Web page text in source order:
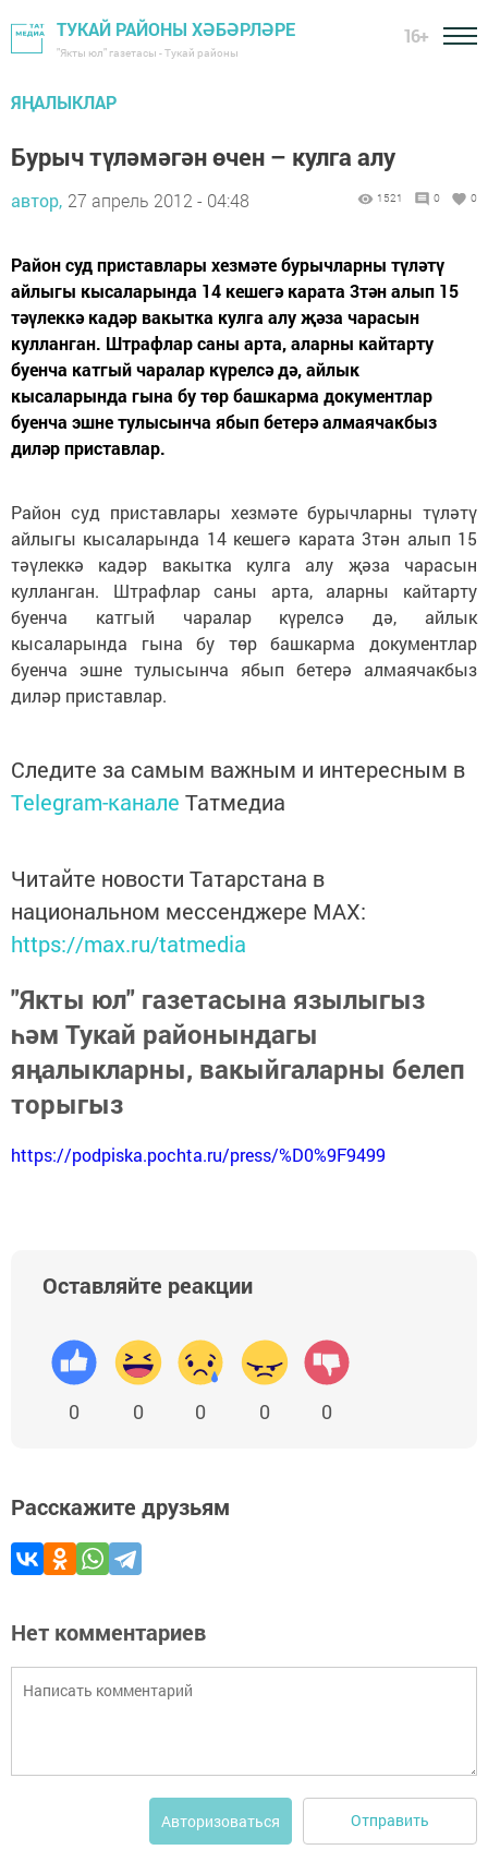
ТУКАЙ РАЙОНЫ ХӘБӘРЛӘРЕ
"Якты юл" газетасы - Тукай районы
16+
ЯҢАЛЫКЛАР
Бурыч түләмәгән өчен – кулга алу
автор, 27 апрель 2012 - 04:48 1521 0 0
Район суд приставлары хезмәте бурычларны түләтү
айлыгы кысаларында 14 кешегә карата 3тән алып 15
тәүлеккә кадәр вакытка кулга алу җәза чарасын
кулланган. Штрафлар саны арта, аларны кайтарту
буенча катгый чаралар күрелсә дә, айлык
кысаларында гына бу төр башкарма документлар
буенча эшне тулысынча ябып бетерә алмаячакбыз
диләр приставлар.
Район суд приставлары хезмәте бурычларны түләтү
айлыгы кысаларында 14 кешегә карата 3тән алып 15
тәүлеккә кадәр вакытка кулга алу җәза чарасын
кулланган. Штрафлар саны арта, аларны кайтарту
буенча катгый чаралар күрелсә дә, айлык
кысаларында гына бу төр башкарма документлар
буенча эшне тулысынча ябып бетерә алмаячакбыз
диләр приставлар.
Следите за самым важным и интересным в
Telegram-канале Татмедиа
Читайте новости Татарстана в
национальном мессенджере MАХ:
https://max.ru/tatmedia
"Якты юл" газетасына язылыгыз
һәм Тукай районындагы
яңалыкларны, вакыйгаларны белеп
торыгыз
https://podpiska.pochta.ru/press/%D0%9F9499
Оставляйте реакции
0 0 0 0 0
Расскажите друзьям
Нет комментариев
Авторизоваться Отправить